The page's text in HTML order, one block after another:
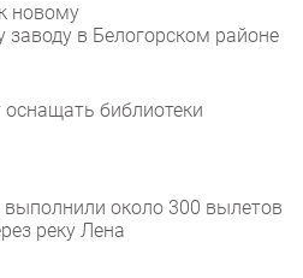
новому
в Белогорском районе
библиотеки
выполнили около 300 вылетов
реку Лена